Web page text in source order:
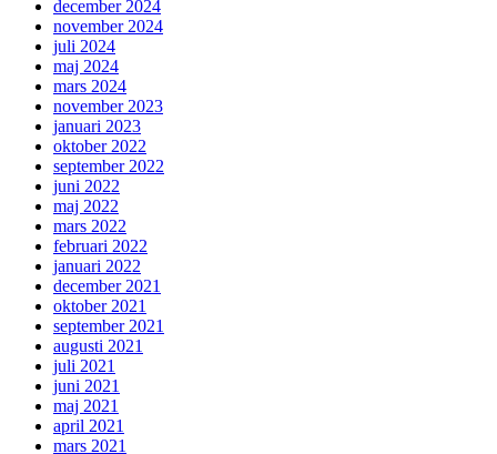
december 2024
november 2024
juli 2024
maj 2024
mars 2024
november 2023
januari 2023
oktober 2022
september 2022
juni 2022
maj 2022
mars 2022
februari 2022
januari 2022
december 2021
oktober 2021
september 2021
augusti 2021
juli 2021
juni 2021
maj 2021
april 2021
mars 2021